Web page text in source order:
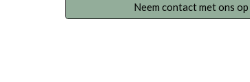
Neem contact met ons op